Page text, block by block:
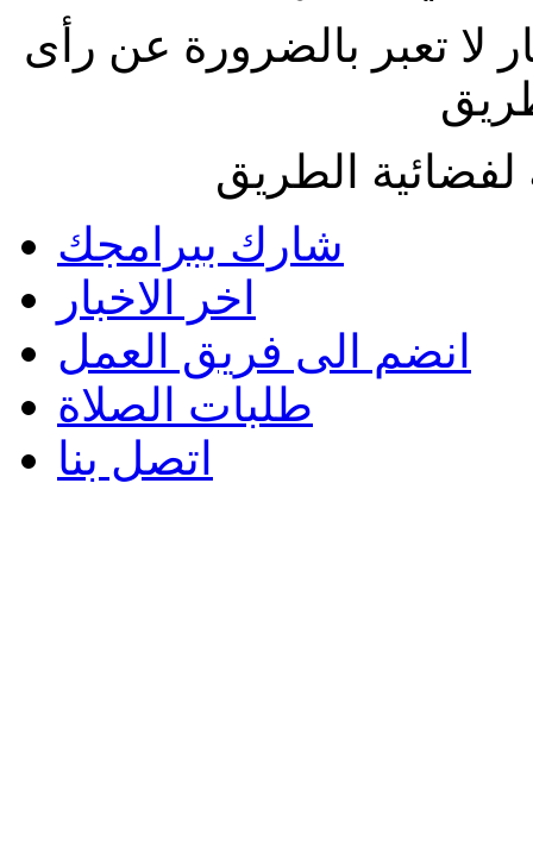
لا تعبر بالضرورة عن رأى
الطريق
شارك ببرامجك
اخر الاخبار
انضم الى فريق العمل
طلبات الصلاة
اتصل بنا